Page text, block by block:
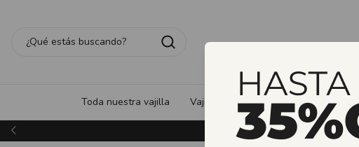
Toda nuestra vajilla Vajilla de gres - Made in Portugal